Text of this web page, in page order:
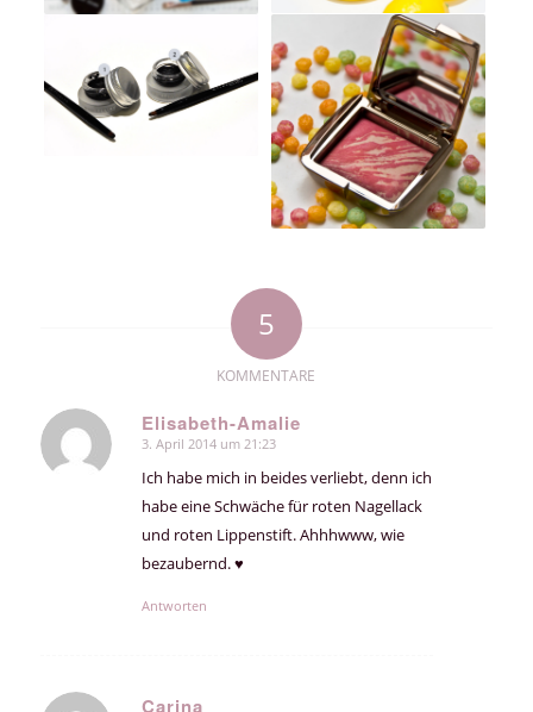
5
KOMMENTARE
Elisabeth-Amalie
sagte:
3. April 2014 um 21:23
Ich habe mich in beides verliebt, denn ich
habe eine Schwäche für roten Nagellack
und roten Lippenstift. Ahhhwww, wie
bezaubernd. ♥
Antworten
Carina